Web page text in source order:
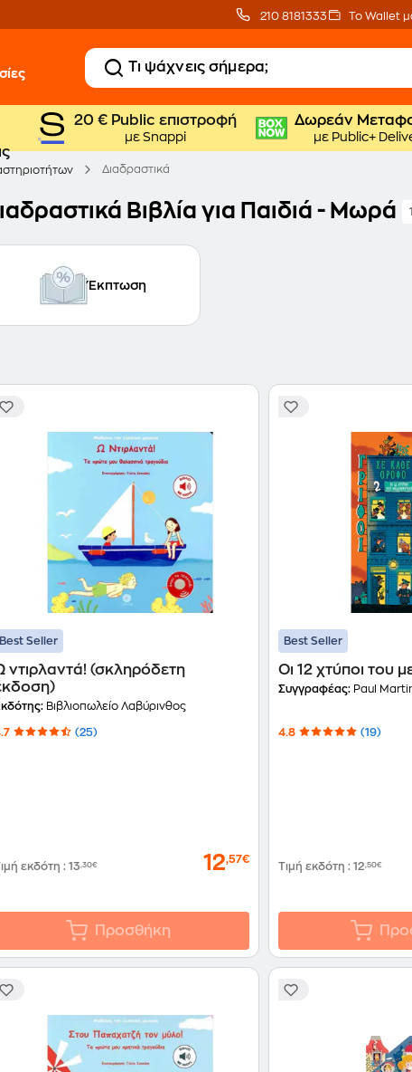
210 8181333 Το Wallet
20 € Public επιστροφή
με Snappi
Δωρεάν
με Public+
Διαδραστικά
Βιβλία για Παιδιά - Μωρά
Έκπτωση
Best Seller
ντιρλαντά! (σκληρόδετη
Βιβλιοπωλείο Λαβύρινθος
(25)
εκδότη : 13,30€ 12,57€
Προσθήκη
Best Seller
Οι 12 χτύποι του
Συγγραφέας: Paul
4.8 (19)
Τιμή εκδότη:12,50€